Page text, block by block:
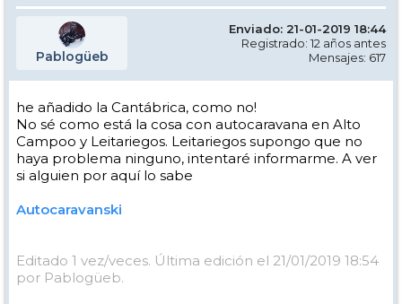
Pablogüeb
Enviado: 21-01-2019 18:44
Registrado: 12 años antes
Mensajes: 617
he añadido la Cantábrica, como no!
No sé como está la cosa con autocaravana en Alto
Campoo y Leitariegos. Leitariegos supongo que no
haya problema ninguno, intentaré informarme. A ver
si alguien por aquí lo sabe
Autocaravanski
Editado 1 vez/veces. Última edición el 21/01/2019 18:54
por Pablogüeb.